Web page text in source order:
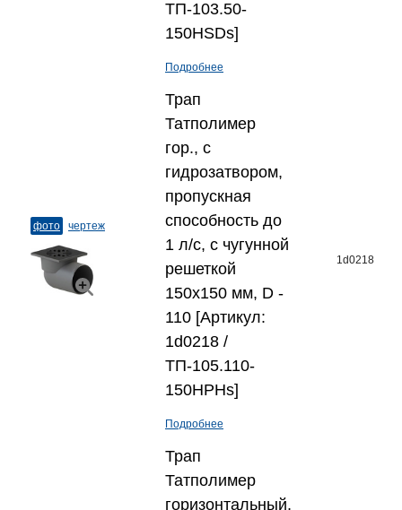
ТП-103.50-
150HSDs]
Подробнее
фото чертеж
Трап
Татполимер
гор., с
гидрозатвором,
пропускная
способность до
1 л/с, с чугунной
решеткой
150x150 мм, D -
110 [Артикул:
1d0218 /
ТП-105.110-
150HPHs]
Подробнее
1d0218
Трап
Татполимер
горизонтальный,